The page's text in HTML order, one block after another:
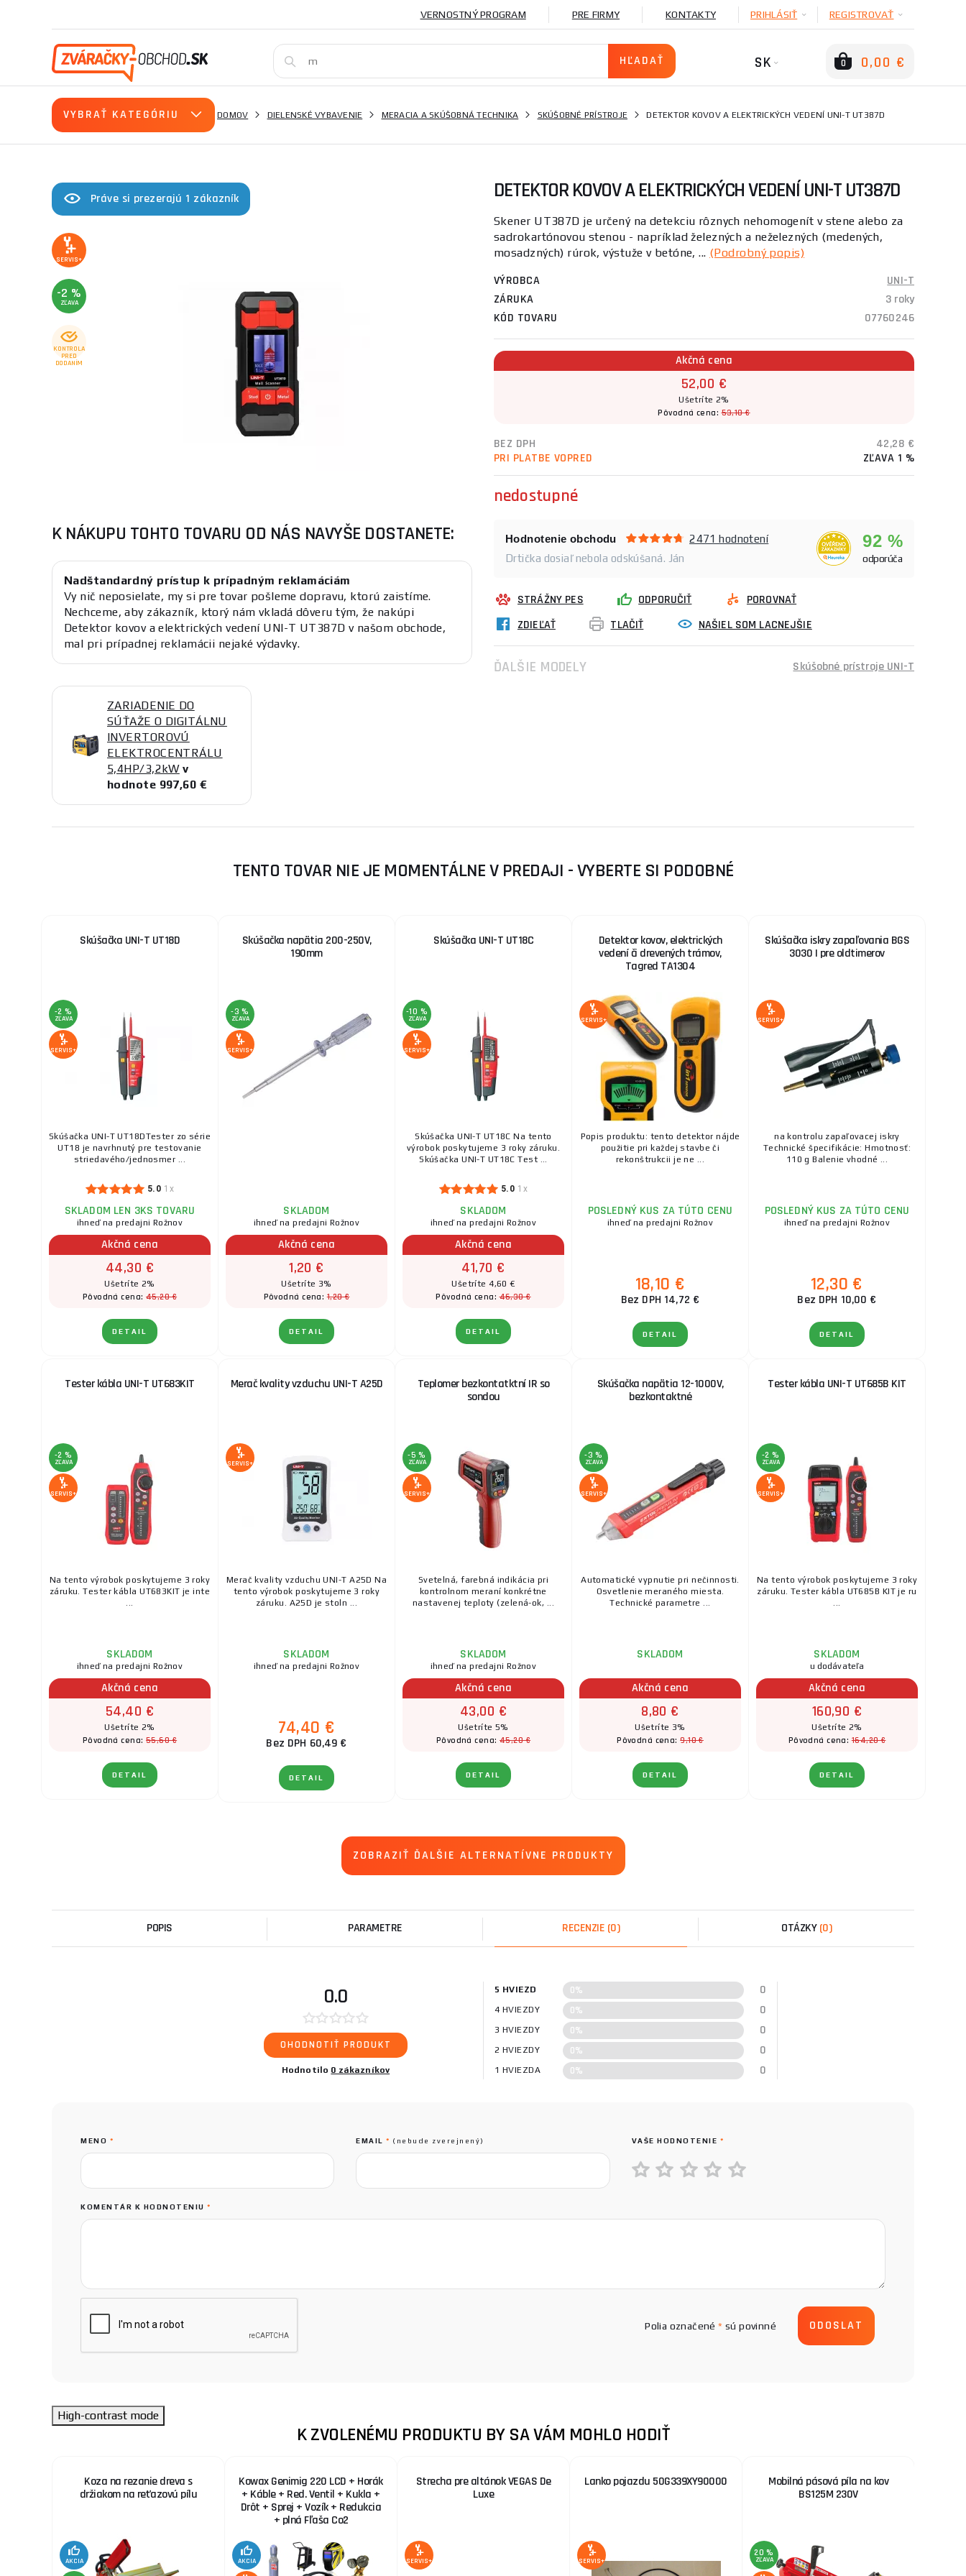
VERNOSTNÝ PROGRAM PRE FIRMY KONTAKTY PRIHLÁSIŤ REGISTROVAŤ
SK 0 0,00 €
VYBRAŤ KATEGÓRIU DOMOV DIELENSKÉ VYBAVENIE MERACIA A SKÚŠOBNÁ TECHNIKA SKÚŠOBNÉ PRÍSTROJE DETEKTOR KOVOV A ELEKTRICKÝCH VEDENÍ UNI-T UT387D
Práve si prezerajú 1 zákazník
SERVIS+
-2 %
ZĽAVA
KONTROLA
PRED
DODANÍM
K NÁKUPU TOHTO TOVARU OD NÁS NAVYŠE DOSTANETE:
Nadštandardný prístup k prípadným reklamáciám
Vy nič neposielate, my si pre tovar pošleme dopravu, ktorú zaistíme.
Nechceme, aby zákazník, ktorý nám vkladá dôveru tým, že nakúpi
Detektor kovov a elektrických vedení UNI-T UT387D v našom obchode,
mal pri prípadnej reklamácii nejaké výdavky.
ZARIADENIE DO
SÚŤAŽE O DIGITÁLNU
INVERTOROVÚ
ELEKTROCENTRÁLU
5,4HP/3,2kW v
hodnote 997,60 €
DETEKTOR KOVOV A ELEKTRICKÝCH VEDENÍ UNI-T UT387D
Skener UT387D je určený na detekciu rôznych nehomogenít v stene alebo za
sadrokartónovou stenou - napríklad železných a neželezných (medených,
mosadzných) rúrok, výstuže v betóne, ... (Podrobný popis)
VÝROBCA
UNI-T
ZÁRUKA
3 roky
KÓD TOVARU
07760246
Akčná cena
52,00 €
Ušetríte 2%
Pôvodná cena:53,10 €
BEZ DPH
42,28 €
PRI PLATBE VOPRED
ZĽAVA 1 %
nedostupné
Hodnotenie obchodu
2471 hodnotení
Drtička dosiaľ nebola odskúšaná. Ján
92 %
odporúča
STRÁŽNY PES ODPORUČIŤ
POROVNAŤ
ZDIEĽAŤ
TLAČIŤ NAŠIEL SOM LACNEJŠIE
ĎALŠIE MODELY Skúšobné prístroje UNI-T
TENTO TOVAR NIE JE MOMENTÁLNE V PREDAJI - VYBERTE SI PODOBNÉ
Skúšačka UNI-T UT18D
-2 %
ZĽAVA
SERVIS+
Skúšačka UNI-T UT18DTester zo série
UT18 je navrhnutý pre testovanie
striedavého/jednosmer ...
5.0 1x
SKLADOM LEN 3KS TOVARU
ihneď na predajni Rožnov
Akčná cena
44,30 €
Ušetríte 2%
Pôvodná cena:45,20 €
DETAIL
Skúšačka napätia 200-250V,
190mm
-3 %
ZĽAVA
SERVIS+
SKLADOM
ihneď na predajni Rožnov
Akčná cena
1,20 €
Ušetríte 3%
Pôvodná cena:1,20 €
DETAIL
Skúšačka UNI-T UT18C
-10 %
ZĽAVA
SERVIS+
Skúšačka UNI-T UT18C Na tento
výrobok poskytujeme 3 roky záruku.
Skúšačka UNI-T UT18C Test ...
5.0 1x
SKLADOM
ihneď na predajni Rožnov
Akčná cena
41,70 €
Ušetríte 4,60 €
Pôvodná cena:46,30 €
DETAIL
Detektor kovov, elektrických
vedení či drevených trámov,
Tagred TA1304
SERVIS+
Popis produktu: tento detektor nájde
použitie pri každej stavbe či
rekonštrukcii je ne ...
POSLEDNÝ KUS ZA TÚTO CENU
ihneď na predajni Rožnov
18,10 €
Bez DPH 14,72 €
DETAIL
Skúšačka iskry zapaľovania BGS
3030 | pre oldtimerov
SERVIS+
na kontrolu zapaľovacej iskry
Technické špecifikácie: Hmotnosť:
110 g Balenie vhodné ...
POSLEDNÝ KUS ZA TÚTO CENU
ihneď na predajni Rožnov
12,30 €
Bez DPH 10,00 €
DETAIL
Tester kábla UNI-T UT683KIT
-2 %
ZĽAVA
SERVIS+
Na tento výrobok poskytujeme 3 roky
záruku. Tester kábla UT683KIT je inte
...
SKLADOM
ihneď na predajni Rožnov
Akčná cena
54,40 €
Ušetríte 2%
Pôvodná cena:55,60 €
DETAIL
Merač kvality vzduchu UNI-T A25D
SERVIS+
Merač kvality vzduchu UNI-T A25D Na
tento výrobok poskytujeme 3 roky
záruku. A25D je stoln ...
SKLADOM
ihneď na predajni Rožnov
74,40 €
Bez DPH 60,49 €
DETAIL
Teplomer bezkontatktní IR so
sondou
-5 %
ZĽAVA
SERVIS+
Svetelná, farebná indikácia pri
kontrolnom meraní konkrétne
nastavenej teploty (zelená-ok, ...
SKLADOM
ihneď na predajni Rožnov
Akčná cena
43,00 €
Ušetríte 5%
Pôvodná cena:45,20 €
DETAIL
Skúšačka napätia 12-1000V,
bezkontaktné
-3 %
ZĽAVA
SERVIS+
Automatické vypnutie pri nečinnosti.
Osvetlenie meraného miesta.
Technické parametre ...
SKLADOM
Akčná cena
8,80 €
Ušetríte 3%
Pôvodná cena:9,10 €
DETAIL
Tester kábla UNI-T UT685B KIT
-2 %
ZĽAVA
SERVIS+
Na tento výrobok poskytujeme 3 roky
záruku. Tester kábla UT685B KIT je ru
...
SKLADOM
u dodávateľa
Akčná cena
160,90 €
Ušetríte 2%
Pôvodná cena:164,20 €
DETAIL
ZOBRAZIŤ ĎALŠIE ALTERNATÍVNE PRODUKTY
POPIS PARAMETRE RECENZIE (0) OTÁZKY (0)
0.0
OHODNOTIŤ PRODUKT
Hodnotilo 0 zákazníkov
5 HVIEZD 0% 0
4 HVIEZDY 0% 0
3 HVIEZDY 0% 0
2 HVIEZDY 0% 0
1 HVIEZDA 0% 0
MENO * EMAIL* (nebude zverejnený) VAŠE HODNOTENIE *
KOMENTÁR K HODNOTENIU *
Polia označené* sú povinné
High-contrast mode
K ZVOLENÉMU PRODUKTU BY SA VÁM MOHLO HODIŤ
Koza na rezanie dreva s
držiakom na reťazovú pílu
AKCIA
Kowax Genimig 220 LCD + Horák
+ Káble + Red. Ventil + Kukla +
Drôt + Sprej + Vozík + Redukcia
+ plná Fľaša Co2
AKCIA
Strecha pre altánok VEGAS De
Luxe
SERVIS+
Lanko pojazdu 50G339XY90000
SERVIS+
Mobilná pásová píla na kov
BS125M 230V
20 %
ZĽAVA